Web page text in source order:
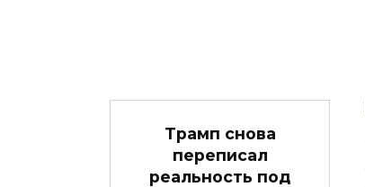
Трамп снова
переписал
реальность под